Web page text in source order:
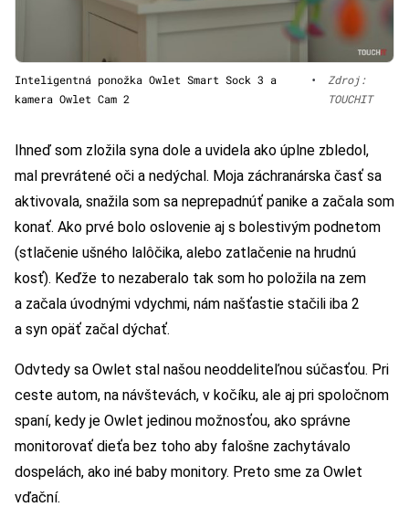
Inteligentná ponožka Owlet Smart Sock 3 a
kamera Owlet Cam 2
•
Zdroj:
TOUCHIT
Ihneď som zložila syna dole a uvidela ako úplne zbledol,
mal prevrátené oči a nedýchal. Moja záchranárska časť sa
aktivovala, snažila som sa neprepadnúť panike a začala som
konať. Ako prvé bolo oslovenie aj s bolestivým podnetom
(stlačenie ušného lalôčika, alebo zatlačenie na hrudnú
kosť). Keďže to nezaberalo tak som ho položila na zem
a začala úvodnými vdychmi, nám našťastie stačili iba 2
a syn opäť začal dýchať.
Odvtedy sa Owlet stal našou neoddeliteľnou súčasťou. Pri
ceste autom, na návštevách, v kočíku, ale aj pri spoločnom
spaní, kedy je Owlet jedinou možnosťou, ako správne
monitorovať dieťa bez toho aby falošne zachytávalo
dospelách, ako iné baby monitory. Preto sme za Owlet
vďační.